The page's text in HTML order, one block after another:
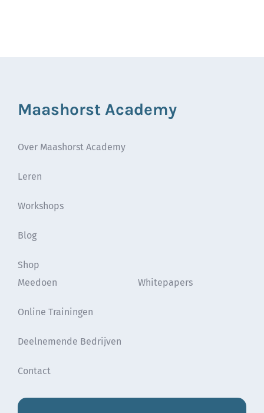
Maashorst Academy
Over Maashorst Academy
Leren
Workshops
Blog
Shop
Meedoen
Whitepapers
Online Trainingen
Deelnemende Bedrijven
Contact